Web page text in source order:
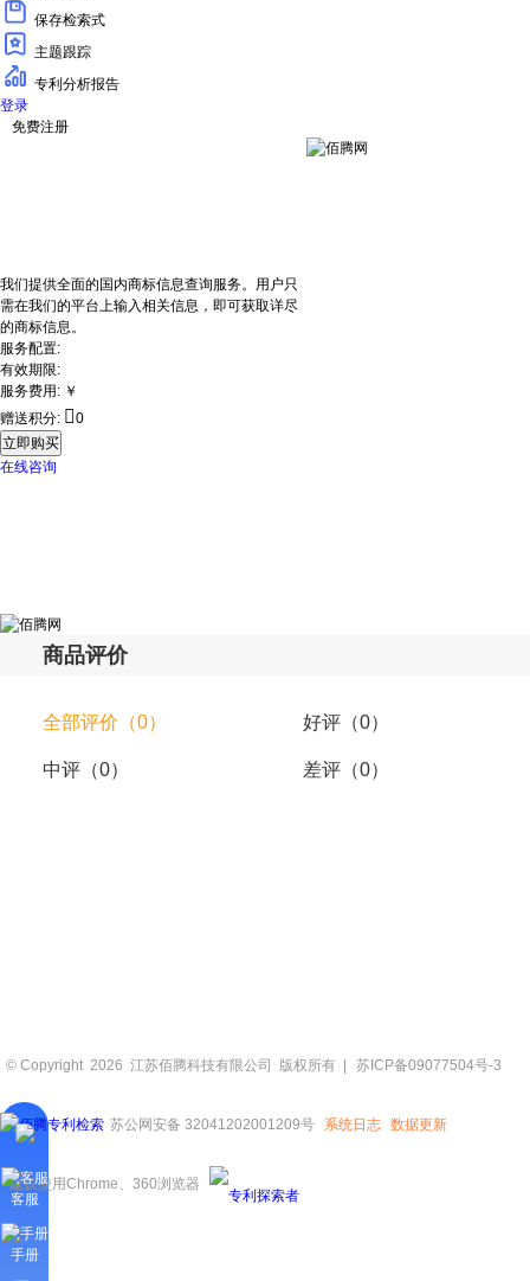
保存检索式
主题跟踪
专利分析报告
登录
免费注册
我们提供全面的国内商标信息查询服务。用户只
需在我们的平台上输入相关信息，即可获取详尽
的商标信息。
服务配置:
有效期限:
服务费用: ￥
赠送积分: 0
立即购买
在线咨询
商品评价
全部评价（0） 好评（0）
中评（0） 差评（0）
© Copyright 2026 江苏佰腾科技有限公司 版权所有 | 苏ICP备09077504号-3
苏公网安备 32041202001209号 系统日志 数据更新
建议使用Chrome、360浏览器
客服
手册